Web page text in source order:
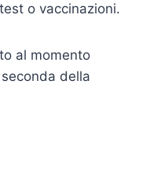
o vaccinazioni.
al momento
della